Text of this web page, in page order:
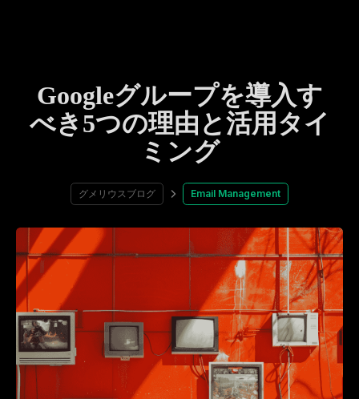
Googleグループを導入す
べき5つの理由と活用タイ
ミング
グメリウスブログ Email Management